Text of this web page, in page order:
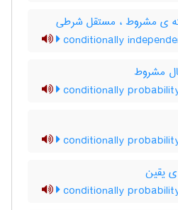
ی مشروط ، مستقل شرطی
conditionally
مشروط
conditionally
conditionally
یقین
conditionally